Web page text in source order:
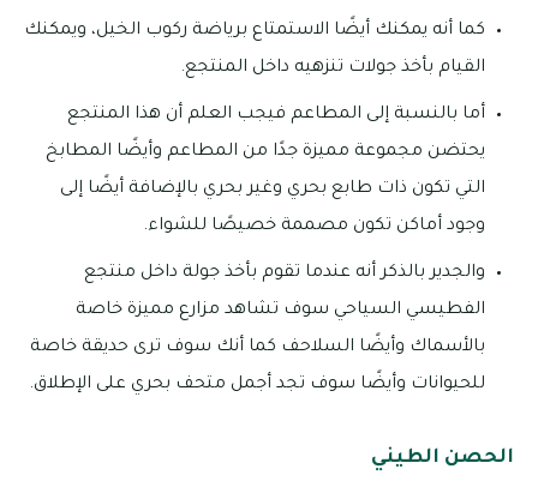
كما أنه يمكنك أيضًا الاستمتاع برياضة ركوب الخيل، ويمكنك
القيام بأخذ جولات تنزهيه داخل المنتجع.
أما بالنسبة إلى المطاعم فيجب العلم أن هذا المنتجع
يحتضن مجموعة مميزة جدًا من المطاعم وأيضًا المطابخ
التي تكون ذات طابع بحري وغير بحري بالإضافة أيضًا إلى
وجود أماكن تكون مصممة خصيصًا للشواء.
والجدير بالذكر أنه عندما تقوم بأخذ جولة داخل منتجع
الفطيسي السياحي سوف تشاهد مزارع مميزة خاصة
بالأسماك وأيضًا السلاحف كما أنك سوف ترى حديقة خاصة
للحيوانات وأيضًا سوف تجد أجمل متحف بحري على الإطلاق.
الحصن الطيني